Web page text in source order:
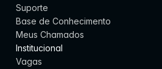
Suporte
Base de Conhecimento
Meus Chamados
Institucional
Vagas